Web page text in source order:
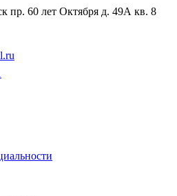
пр. 60 лет Октября д. 49А кв. 8